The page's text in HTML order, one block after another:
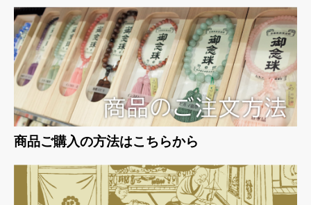
お買い物を続ける カートへ進む
商品ご購入の方法はこちらから